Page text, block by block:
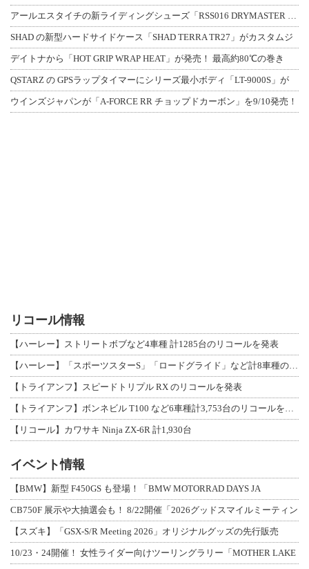
アールエスタイチの新ライディングシューズ「RSS016 DRYMASTER スト
SHAD の新型ハードサイドケース「SHAD TERRA TR27」がカスタムジ
デイトナから「HOT GRIP WRAP HEAT」が発売！ 最高約80℃の巻き
QSTARZ の GPSラップタイマーにシリーズ最小ボディ「LT-9000S」が
ウインズジャパンが「A-FORCE RR チョップドカーボン」を9/10発売！
リコール情報
【ハーレー】ストリートボブなど4車種 計1285台のリコールを発表
【ハーレー】「スポーツスターS」「ロードグライド」など計8車種のリコールを発表
【トライアンフ】スピードトリプル RX のリコールを発表
【トライアンフ】ボンネビル T100 など6車種計3,753台のリコールを発表
【リコール】カワサキ Ninja ZX-6R 計1,930台
イベント情報
【BMW】新型 F450GS も登場！「BMW MOTORRAD DAYS JA
CB750F 展示や大抽選会も！ 8/22開催「2026グッドスマイルミーティン
【スズキ】「GSX-S/R Meeting 2026」オリジナルグッズの先行販売
10/23・24開催！ 女性ライダー向けツーリングラリー「MOTHER LAKE